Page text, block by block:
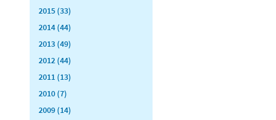
2015 (33)
2014 (44)
2013 (49)
2012 (44)
2011 (13)
2010 (7)
2009 (14)